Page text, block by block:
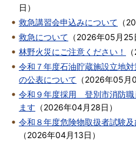
日 ）
救急講習会申込みについて （
救急について （2026年05月25
林野火災にご注意ください！
（
令和７年度石油貯蔵施設立地
の公表について （2026年05月
令和９年度採用 登別市消防職
ます （2026年04月28日 ）
令和８年度危険物取扱者試験
（2026年04月13日 ）